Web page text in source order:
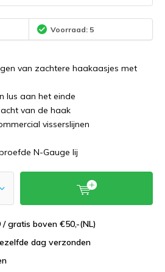
Voorraad: 5
van zachtere haakaasjes met
lus aan het einde
van de haak
visserslijnen
N-Gauge lij
gratis boven €50,-(NL)
dag verzonden